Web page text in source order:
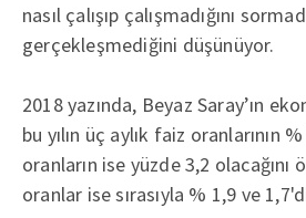
nasıl çalışıp çalışmadığını
gerçekleşmediğini düşünüyor.
2018 yazında, Beyaz Saray’ın
bu yılın üç aylık faiz oranlarının %
oranların ise yüzde 3,2
oranlar ise sırasıyla % 1,9 ve